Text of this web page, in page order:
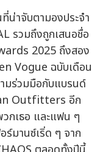
น่าจับตามองประจำ
รวมถึงถูกเสนอชื่อ
2025 ถึงสอง
Vogue ฉบับเดือน
มร่วมมือกับแบรนด์
Outfitters อีก
กเธอ และแฟน ๆ
มานซ์เริ่ด ๆ จาก